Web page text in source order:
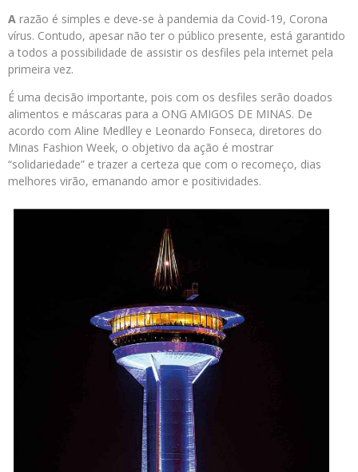
A razão é simples e deve-se à pandemia da Covid-19, Corona
vírus. Contudo, apesar não ter o público presente, está garantido
a todos a possibilidade de assistir os desfiles pela internet pela
primeira vez.
É uma decisão importante, pois com os desfiles serão doados
alimentos e máscaras para a ONG AMIGOS DE MINAS. De
acordo com Aline Medlley e Leonardo Fonseca, diretores do
Minas Fashion Week, o objetivo da ação é mostrar
“solidariedade” e trazer a certeza que com o recomeço, dias
melhores virão, emanando amor e positividades.